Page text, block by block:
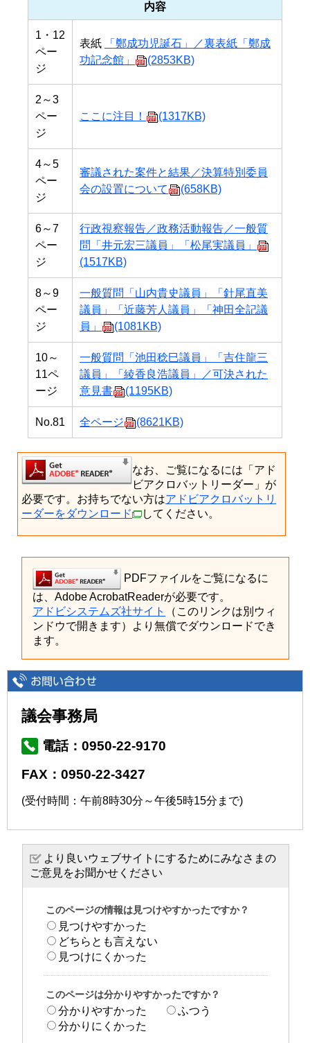
内容
1・12
ペー
ジ
表紙
「鄭成功児誕石」／裏表紙「鄭成
功記念館」
(2853KB)
2～3
ペー
ジ
ここに注目！ (1317KB)
4～5
ペー
ジ
審議された案件と結果／決算特別委員
会の設置について
(658KB)
6～7
ペー
ジ
行政視察報告／政務活動報告／一般質
問「井元宏三議員」「松尾実議員」
(1517KB)
8～9
ペー
ジ
一般質問「山内貴史議員」「針尾直美
議員」「近藤芳人議員」「神田全記議
員」
(1081KB)
10～
11ペ
ージ
一般質問「池田稔巳議員」「吉住龍三
議員」「綾香良浩議員」／可決された
意見書
(1195KB)
No.81 全ページ (8621KB)
なお、ご覧になるには「アド
ビアクロバットリーダー」が
必要です。お持ちでない方はアドビアクロバットリ
ーダーをダウンロード
してください。
PDFファイルをご覧になるに
は、Adobe AcrobatReaderが必要です。
アドビシステムズ社サイト
（このリンクは別ウィ
ンドウで開きます）より無償でダウンロードでき
ます。
議会事務局
電話：0950-22-9170
FAX：0950-22-3427
(受付時間：午前8時30分～午後5時15分まで)
より良いウェブサイトにするためにみなさまの
ご意見をお聞かせください
このページの情報は見つけやすかったですか？
見つけやすかった
どちらとも言えない
見つけにくかった
このページは分かりやすかったですか？
分かりやすかった
ふつう
分かりにくかった